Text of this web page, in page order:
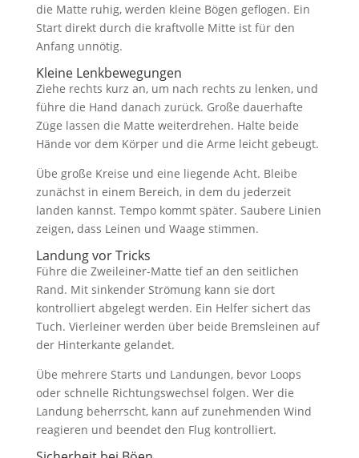
die Matte ruhig, werden kleine Bögen geflogen. Ein
Start direkt durch die kraftvolle Mitte ist für den
Anfang unnötig.
Kleine Lenkbewegungen
Ziehe rechts kurz an, um nach rechts zu lenken, und
führe die Hand danach zurück. Große dauerhafte
Züge lassen die Matte weiterdrehen. Halte beide
Hände vor dem Körper und die Arme leicht gebeugt.
Übe große Kreise und eine liegende Acht. Bleibe
zunächst in einem Bereich, in dem du jederzeit
landen kannst. Tempo kommt später. Saubere Linien
zeigen, dass Leinen und Waage stimmen.
Landung vor Tricks
Führe die Zweileiner-Matte tief an den seitlichen
Rand. Mit sinkender Strömung kann sie dort
kontrolliert abgelegt werden. Ein Helfer sichert das
Tuch. Vierleiner werden über beide Bremsleinen auf
der Hinterkante gelandet.
Übe mehrere Starts und Landungen, bevor Loops
oder schnelle Richtungswechsel folgen. Wer die
Landung beherrscht, kann auf zunehmenden Wind
reagieren und beendet den Flug kontrolliert.